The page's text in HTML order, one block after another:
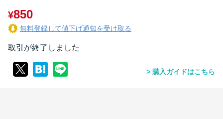
¥850
無料登録して値下げ通知を受け取る
取引が終了しました
購入ガイドはこちら